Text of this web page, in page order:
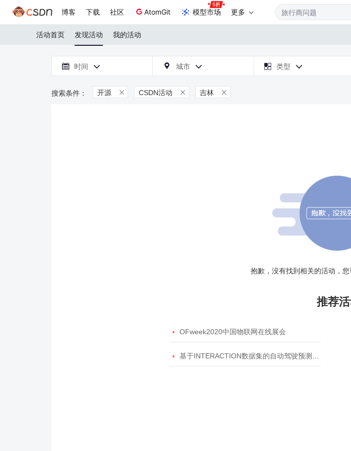
博客 下载 社区 AtomGit 模型市场 更多
活动首页 发现活动 我的活动
 时间   城市   类型 
开源  CSDN活动  吉林 
抱歉，没有找到相关的活动，
推荐
 OFweek2020中国物联网在线展会
 基于INTERACTION数据集的自动驾驶预测模型挑战赛